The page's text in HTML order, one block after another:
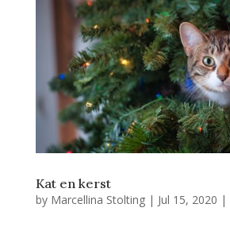
Kat en kerst
by Marcellina Stolting| Jul 15, 2020 |